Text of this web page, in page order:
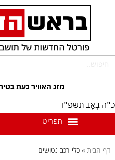
כ״ה בְּאָב תשפ״ו
דף הבית » כלי רכב נטושים